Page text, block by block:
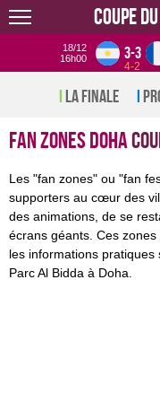
Coupe
18/12
16h00
3-3
4-2
La Finale
Fan Zones Doha
Les "fan zones" ou "fan
supporters au cœur des
des animations, de se
écrans géants. Ces
les informations pratiques
Parc Al Bidda à Doha.